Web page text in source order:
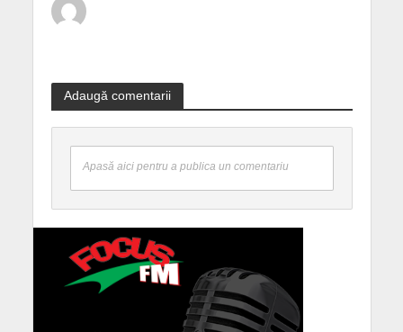
Adaugă comentarii
Apasă aici pentru a publica un comentariu